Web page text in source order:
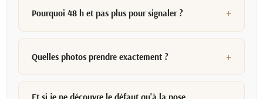
Pourquoi 48 h et pas plus pour signaler ?
Quelles photos prendre exactement ?